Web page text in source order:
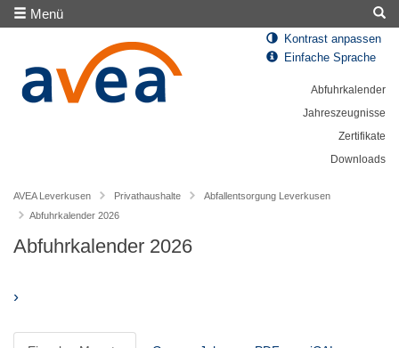
Menü
Kontrast anpassen
Einfache Sprache
Abfuhrkalender
Jahreszeugnisse
Zertifikate
Downloads
AVEA Leverkusen Privathaushalte
Abfallentsorgung Leverkusen
Abfuhrkalender 2026
Abfuhrkalender 2026
›